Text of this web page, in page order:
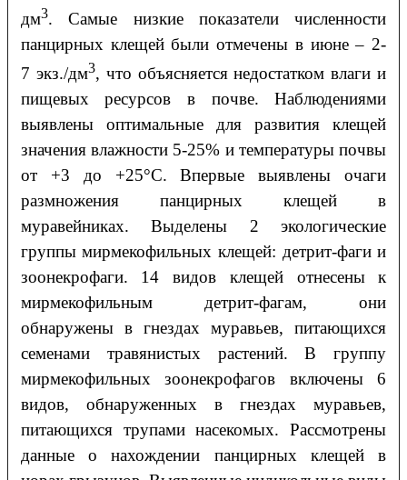
дм3. Самые низкие показатели численности
панцирных клещей были отмечены в июне – 2-
7 экз./дм3, что объясняется недостатком влаги и
пищевых ресурсов в почве. Наблюдениями
выявлены оптимальные для развития клещей
значения влажности 5-25% и температуры почвы
от +3 до +25°C. Впервые выявлены очаги
размножения панцирных клещей в
муравейниках. Выделены 2 экологические
группы мирмекофильных клещей: детрит-фаги и
зоонекрофаги. 14 видов клещей отнесены к
мирмекофильным детрит-фагам, они
обнаружены в гнездах муравьев, питающихся
семенами травянистых растений. В группу
мирмекофильных зоонекрофагов включены 6
видов, обнаруженных в гнездах муравьев,
питающихся трупами насекомых. Рассмотрены
данные о нахождении панцирных клещей в